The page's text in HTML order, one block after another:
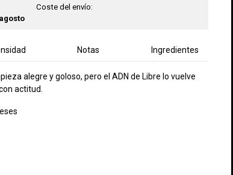
Coste del envío:
Notas Ingredientes
alegre y goloso, pero el ADN de Libre lo vuelve
actitud.